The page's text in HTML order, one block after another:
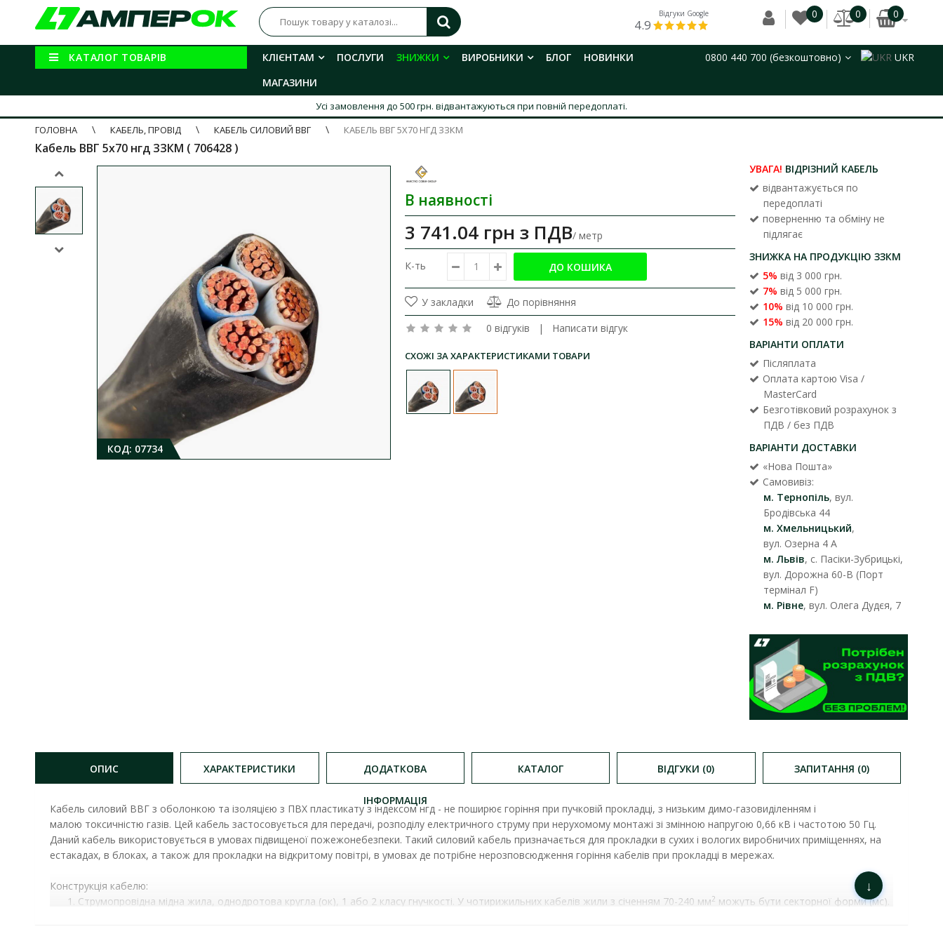
Відгуки Google
4.9
0 0 0
КАТАЛОГ ТОВАРІВ КЛІЄНТАМ ПОСЛУГИ ЗНИЖКИ ВИРОБНИКИ БЛОГ
НОВИНКИ
МАГАЗИНИ
0800 440 700 (безкоштовно) UKR
Усі замовлення до 500 грн. відвантажуються при повній передоплаті.
ГОЛОВНА
КАБЕЛЬ, ПРОВІД КАБЕЛЬ СИЛОВИЙ ВВГ КАБЕЛЬ ВВГ 5X70 НГД ЗЗКМ
Кабель ВВГ 5x70 нгд ЗЗКМ ( 706428 )
КОД: 07734
В наявності
3 741.04 грн з ПДВ/ метр
К-ть
У закладки
До порівняння
0 відгуків | Написати відгук
СХОЖІ ЗА ХАРАКТЕРИСТИКАМИ ТОВАРИ
УВАГА! ВІДРІЗНИЙ КАБЕЛЬ
відвантажується по
передоплаті
поверненню та обміну не
підлягає
ЗНИЖКА НА ПРОДУКЦІЮ ЗЗКМ
5% від 3 000 грн.
7% від 5 000 грн.
10% від 10 000 грн.
15% від 20 000 грн.
ВАРІАНТИ ОПЛАТИ
Післяплата
Оплата картою Visa /
MasterCard
Безготівковий розрахунок з
ПДВ / без ПДВ
ВАРІАНТИ ДОСТАВКИ
«Нова Пошта»
Самовивіз:
м. Тернопіль, вул.
Бродівська 44
м. Хмельницький,
вул. Озерна 4 А
м. Львів, с. Пасіки-Зубрицькі,
вул. Дорожна 60-В (Порт
термінал F)
м. Рівне, вул. Олега Дудєя, 7
ОПИС ХАРАКТЕРИСТИКИ ДОДАТКОВА
ІНФОРМАЦІЯ
КАТАЛОГ ВІДГУКИ (0) ЗАПИТАННЯ (0)
Кабель силовий ВВГ з оболонкою та ізоляцією з ПВХ пластикату з індексом нгд - не поширює горіння при пучковій прокладці, з низьким димо-газовиділенням і
малою токсичністю газів. Цей кабель застосовується для передачі, розподілу електричного струму при нерухомому монтажі зі змінною напругою 0,66 кВ і частотою 50 Гц.
Даний кабель використовується в умовах підвищеної пожежонебезпеки. Такий силовий кабель призначається для прокладки в сухих і вологих виробничих приміщеннях, на
естакадах, в блоках, а також для прокладки на відкритому повітрі, в умовах де потрібне нерозповсюдження горіння кабелів при прокладці в мережах.
Конструкція кабелю:
Струмопровідна мідна жила, однодротова кругла (ок), 1 або 2 класу гнучкості. У чотирижильних кабелів жили з січенням 70-240 мм2 можуть бути секторної форми (мс).
↓